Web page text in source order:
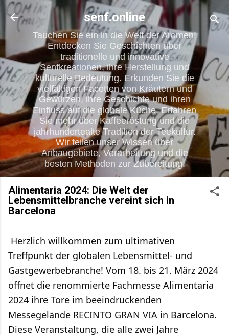
Direkt zum Hauptbereich
senf.online
Tauchen Sie ein in die Welt der Aromen!
Entdecken Sie Geschichten über
traditionelle und innovative
Senfkreationen, ihre Herstellung und
kulturelle Bedeutung. Erkunden Sie die
vielfältigen Facetten von Kräutern und
Gewürzen, ihre Geschichte und ihren
Einfluss auf die globale Küche. Erfahren
Sie mehr über Kaffeeröstung und die
jahrhundertealte Tradition der Teekultur.
Wir teilen unser Wissen über
Anbaugebiete, Verarbeitung und die
besten Methoden zur Zubereitung.
Alimentaria 2024: Die Welt der
Lebensmittelbranche vereint sich in
Barcelona
Herzlich willkommen zum ultimativen
Treffpunkt der globalen Lebensmittel- und
Gastgewerbebranche! Vom 18. bis 21. März 2024
öffnet die renommierte Fachmesse Alimentaria
2024 ihre Tore im beeindruckenden
Messegelände RECINTO GRAN VIA in Barcelona.
Diese Veranstaltung, die alle zwei Jahre